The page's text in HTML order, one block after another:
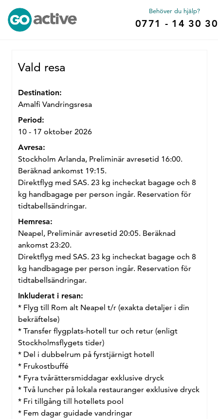
Behöver du hjälp?
0771 - 14 30 30
Vald resa
Destination:
Amalfi Vandringsresa
Period:
10 - 17 oktober 2026
Avresa:
Stockholm Arlanda, Preliminär avresetid 16:00.
Beräknad ankomst 19:15.
Direktflyg med SAS. 23 kg incheckat bagage och 8
kg handbagage per person ingår. Reservation för
tidtabellsändringar.
Hemresa:
Neapel, Preliminär avresetid 20:05. Beräknad
ankomst 23:20.
Direktflyg med SAS. 23 kg incheckat bagage och 8
kg handbagage per person ingår. Reservation för
tidtabellsändringar.
Inkluderat i resan:
* Flyg till Rom alt Neapel t/r (exakta detaljer i din
bekräftelse)
* Transfer flygplats-hotell tur och retur (enligt
Stockholmsflygets tider)
* Del i dubbelrum på fyrstjärnigt hotell
* Frukostbuffé
* Fyra tvårättersmiddagar exklusive dryck
* Två luncher på lokala restauranger exklusive dryck
* Fri tillgång till hotellets pool
* Fem dagar guidade vandringar